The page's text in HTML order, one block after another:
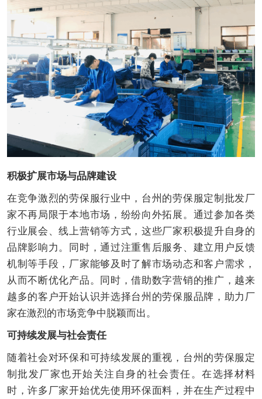
积极扩展市场与品牌建设
在竞争激烈的劳保服行业中，台州的劳保服定制批发厂
家不再局限于本地市场，纷纷向外拓展。通过参加各类
行业展会、线上营销等方式，这些厂家积极提升自身的
品牌影响力。同时，通过注重售后服务、建立用户反馈
机制等手段，厂家能够及时了解市场动态和客户需求，
从而不断优化产品。同时，借助数字营销的推广，越来
越多的客户开始认识并选择台州的劳保服品牌，助力厂
家在激烈的市场竞争中脱颖而出。
可持续发展与社会责任
随着社会对环保和可持续发展的重视，台州的劳保服定
制批发厂家也开始关注自身的社会责任。在选择材料
时，许多厂家开始优先使用环保面料，并在生产过程中